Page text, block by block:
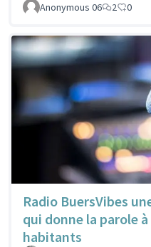
Anonymous 06
2 0
Radio BuersVibes
qui donne la parole à
habitants